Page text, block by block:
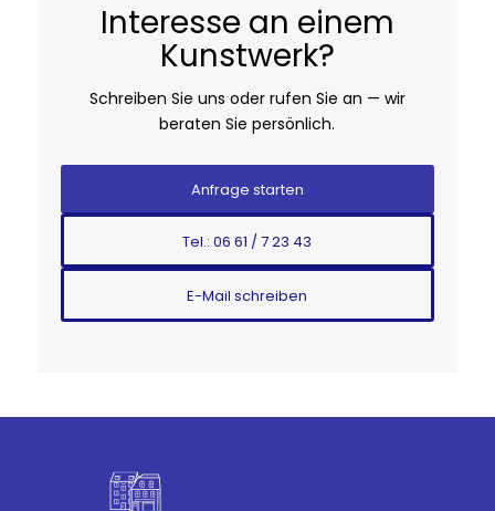
Interesse an einem
Kunstwerk?
Schreiben Sie uns oder rufen Sie an — wir
beraten Sie persönlich.
Anfrage starten
Tel.: 06 61 / 7 23 43
E-Mail schreiben